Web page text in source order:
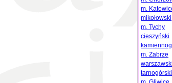
m.
mikołowski
m. Tychy
cieszyński
m. Zabrze
tarnogórski